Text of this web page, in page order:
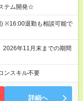
テム開発☆
※16:00退勤も相談可能で
年11月末までの期間
ンスキル不要
詳細へ